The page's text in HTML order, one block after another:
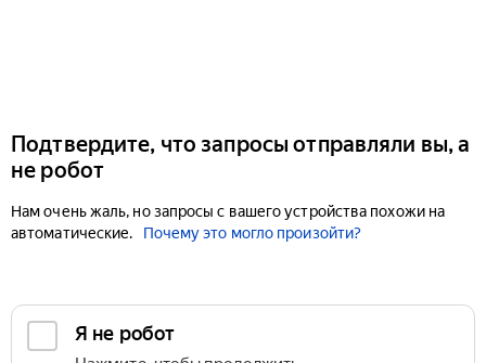
Подтвердите, что запросы отправляли вы, а
не робот
Нам очень жаль, но запросы с вашего устройства похожи на
автоматические.
Почему это могло произойти?